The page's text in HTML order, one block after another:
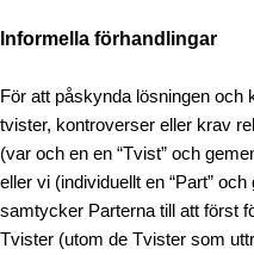
Informella förhandlingar
För att påskynda lösningen och
tvister, kontroverser eller krav
(var och en en “Tvist” och
eller vi (individuellt en “Part”
samtycker Parterna till att först
Tvister (utom de Tvister som